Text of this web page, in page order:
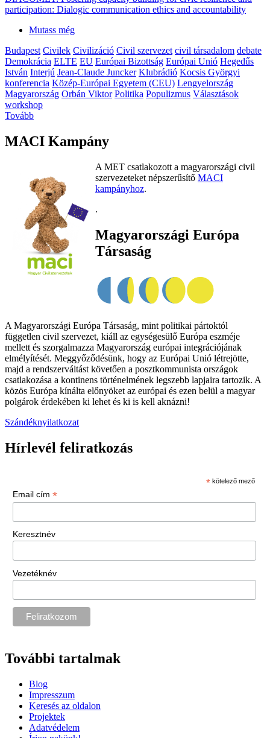
participation: Dialogic communication ethics and accountability
Mutass még
Budapest Civilek Civilizáció Civil szervezet civil társadalom debate
Demokrácia ELTE EU Európai Bizottság Európai Unió Hegedűs
István Interjú Jean-Claude Juncker Klubrádió Kocsis Györgyi
konferencia Közép-Európai Egyetem (CEU) Lengyelország
Magyarország Orbán Viktor Politika Populizmus Választások
workshop
Tovább
MACI Kampány
A MET csatlakozott a magyarországi civil
szervezeteket népszerűsítő MACI
kampányhoz.
.
Magyarországi Európa
Társaság
A Magyarországi Európa Társaság, mint politikai pártoktól
független civil szervezet, kiáll az egységesülő Európa eszméje
mellett és szorgalmazza Magyarország európai integrációjának
elmélyítését. Meggyőződésünk, hogy az Európai Unió létrejötte,
majd a rendszerváltást követően a posztkommunista országok
csatlakozása a kontinens történelmének legszebb lapjaira tartozik. A
közös Európa kínálta előnyöket az európai és ezen belül a magyar
polgárok érdekében ki lehet és ki is kell aknázni!
Szándéknyilatkozat
Hírlevél feliratkozás
* kötelező mező
Email cím *
Keresztnév
Vezetéknév
További tartalmak
Blog
Impresszum
Keresés az oldalon
Projektek
Adatvédelem